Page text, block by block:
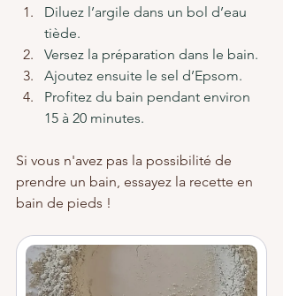
Diluez l’argile dans un bol d’eau
tiède.
Versez la préparation dans le bain.
Ajoutez ensuite le sel d’Epsom.
Profitez du bain pendant environ
15 à 20 minutes.
Si vous n'avez pas la possibilité de
prendre un bain, essayez la recette en
bain de pieds !